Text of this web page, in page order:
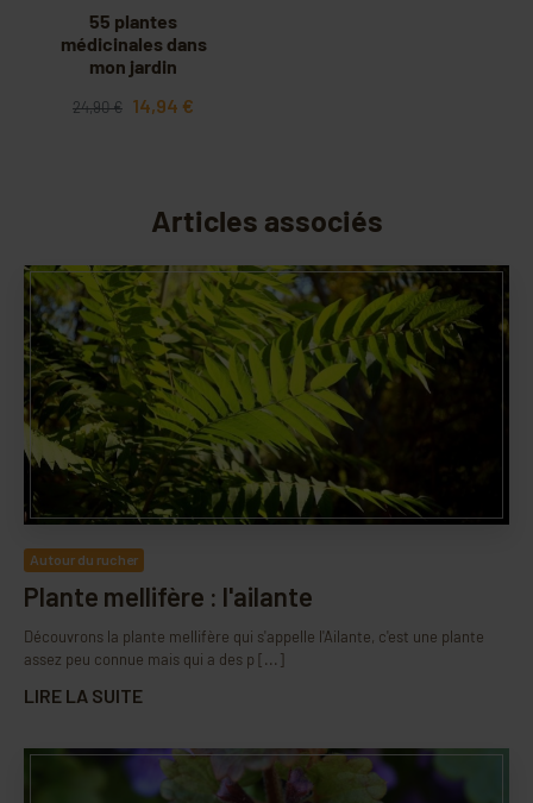
55 plantes
médicinales dans
mon jardin
24,90 € 14,94 €
Articles associés
Autour du rucher
Plante mellifère : l'ailante
Découvrons la plante mellifère qui s'appelle l'Ailante, c'est une plante
assez peu connue mais qui a des p [...]
LIRE LA SUITE